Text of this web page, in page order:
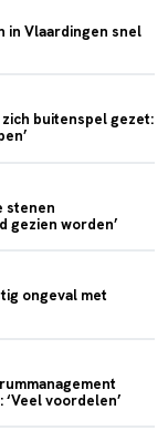
in Vlaardingen snel
buitenspel gezet:
stenen
gezien worden’
ongeval met
voordelen’